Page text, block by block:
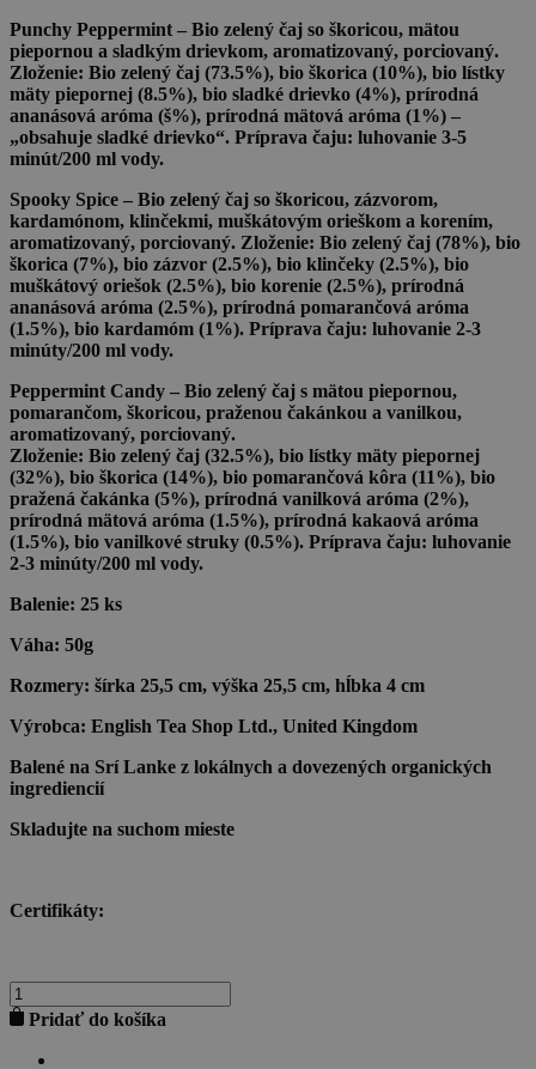
Punchy Peppermint – Bio zelený čaj so škoricou, mätou
piepornou a sladkým drievkom, aromatizovaný, porciovaný.
Zloženie: Bio zelený čaj (73.5%), bio škorica (10%), bio lístky
mäty piepornej (8.5%), bio sladké drievko (4%), prírodná
ananásová aróma (š%), prírodná mätová aróma (1%) –
„obsahuje sladké drievko“. Príprava čaju: luhovanie 3-5
minút/200 ml vody.
Spooky Spice – Bio zelený čaj so škoricou, zázvorom,
kardamónom, klinčekmi, muškátovým orieškom a korením,
aromatizovaný, porciovaný. Zloženie: Bio zelený čaj (78%), bio
škorica (7%), bio zázvor (2.5%), bio klinčeky (2.5%), bio
muškátový oriešok (2.5%), bio korenie (2.5%), prírodná
ananásová aróma (2.5%), prírodná pomarančová aróma
(1.5%), bio kardamóm (1%). Príprava čaju: luhovanie 2-3
minúty/200 ml vody.
Peppermint Candy – Bio zelený čaj s mätou piepornou,
pomarančom, škoricou, praženou čakánkou a vanilkou,
aromatizovaný, porciovaný.
Zloženie: Bio zelený čaj (32.5%), bio lístky mäty piepornej
(32%), bio škorica (14%), bio pomarančová kôra (11%), bio
pražená čakánka (5%), prírodná vanilková aróma (2%),
prírodná mätová aróma (1.5%), prírodná kakaová aróma
(1.5%), bio vanilkové struky (0.5%). Príprava čaju: luhovanie
2-3 minúty/200 ml vody.
Balenie: 25 ks
Váha: 50g
Rozmery: šírka 25,5 cm, výška 25,5 cm, hĺbka 4 cm
Výrobca: English Tea Shop Ltd., United Kingdom
Balené na Srí Lanke z lokálnych a dovezených organických
ingrediencií
Skladujte na suchom mieste
Certifikáty:
množstvo
BLUE
CALENDAR
Pridať do košíka